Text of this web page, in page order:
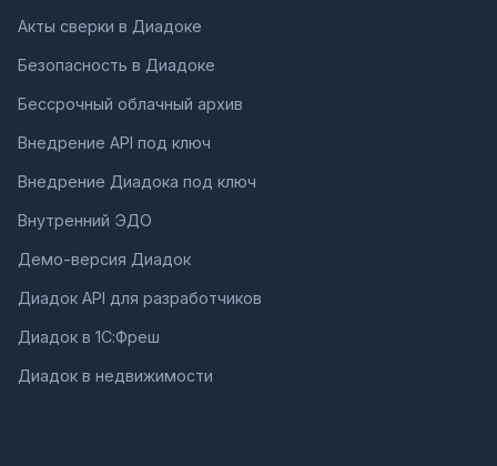
Акты сверки в Диадоке
Безопасность в Диадоке
Бессрочный облачный архив
Внедрение API под ключ
Внедрение Диадока под ключ
Внутренний ЭДО
Демо-версия Диадок
Диадок API для разработчиков
Диадок в 1С:Фреш
Диадок в недвижимости